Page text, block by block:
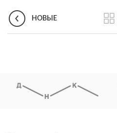
НОВЫЕ